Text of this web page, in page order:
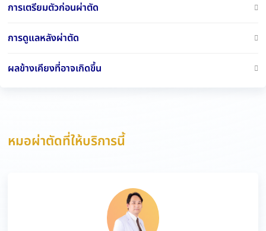
การเตรียมตัวก่อนผ่าตัด
การดูแลหลังผ่าตัด
ผลข้างเคียงที่อาจเกิดขึ้น
หมอผ่าตัดที่ให้บริการนี้